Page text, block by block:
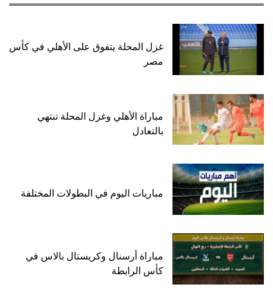
غزل المحلة يتفوق على الأهلي في كأس
مصر
مباراة الأهلي وغزل المحلة تنتهي
بالتعادل
مباريات اليوم في البطولات المختلفة
مباراة أرسنال وكريستال بالاس في
كأس الرابطة